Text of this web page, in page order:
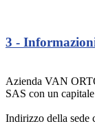
3 -
Azienda VAN
SAS con un
Indirizzo della sede